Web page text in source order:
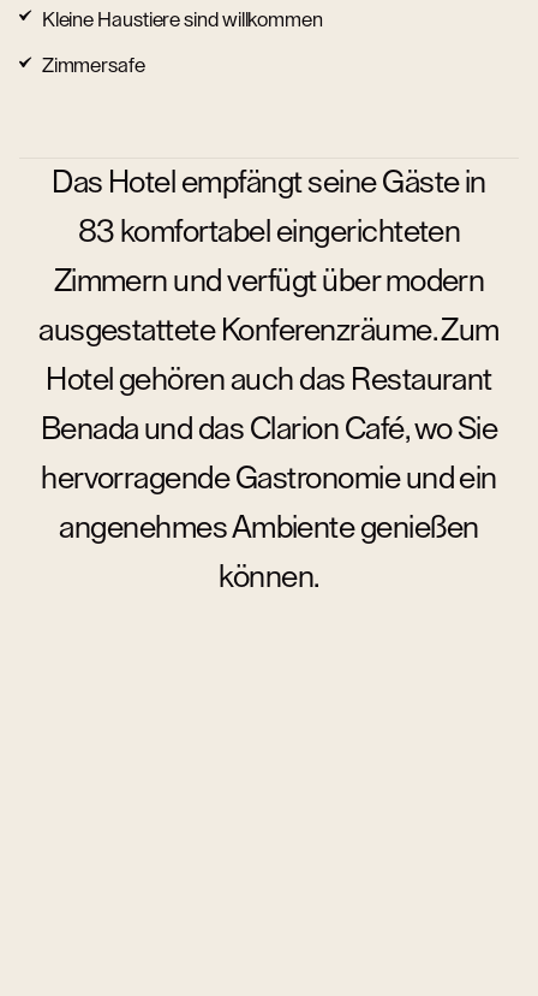
Kleine Haustiere sind willkommen
Zimmersafe
Das Hotel empfängt seine Gäste in
83 komfortabel eingerichteten
Zimmern und verfügt über modern
ausgestattete Konferenzräume. Zum
Hotel gehören auch das Restaurant
Benada und das Clarion Café, wo Sie
hervorragende Gastronomie und ein
angenehmes Ambiente genießen
können.